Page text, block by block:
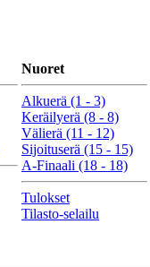
Nuoret
Alkuerä (1 - 3)
Keräilyerä (8 - 8)
Välierä (11 - 12)
Sijoituserä (15 - 15)
A-Finaali (18 - 18)
Tulokset
Tilasto-selailu